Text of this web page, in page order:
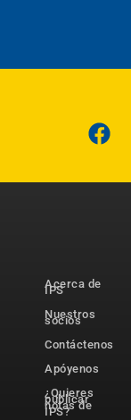
Acerca de
IPS
Nuestros
socios
Contáctenos
Apóyenos
¿Quieres
publicar
notas de
IPS?